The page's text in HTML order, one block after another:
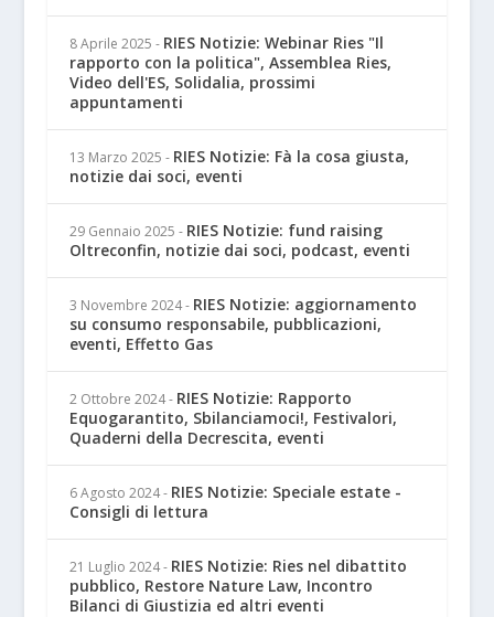
8 Aprile 2025 - RIES Notizie: Webinar Ries "Il
rapporto con la politica", Assemblea Ries,
Video dell'ES, Solidalia, prossimi
appuntamenti
13 Marzo 2025 - RIES Notizie: Fà la cosa giusta,
notizie dai soci, eventi
29 Gennaio 2025 - RIES Notizie: fund raising
Oltreconfin, notizie dai soci, podcast, eventi
3 Novembre 2024 - RIES Notizie: aggiornamento
su consumo responsabile, pubblicazioni,
eventi, Effetto Gas
2 Ottobre 2024 - RIES Notizie: Rapporto
Equogarantito, Sbilanciamoci!, Festivalori,
Quaderni della Decrescita, eventi
6 Agosto 2024 - RIES Notizie: Speciale estate -
Consigli di lettura
21 Luglio 2024 - RIES Notizie: Ries nel dibattito
pubblico, Restore Nature Law, Incontro
Bilanci di Giustizia ed altri eventi